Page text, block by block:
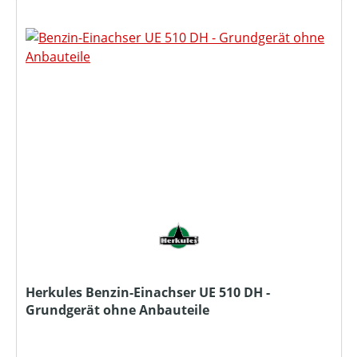
Herkules Benzin-Einachser UE 510 DH -
Grundgerät ohne Anbauteile